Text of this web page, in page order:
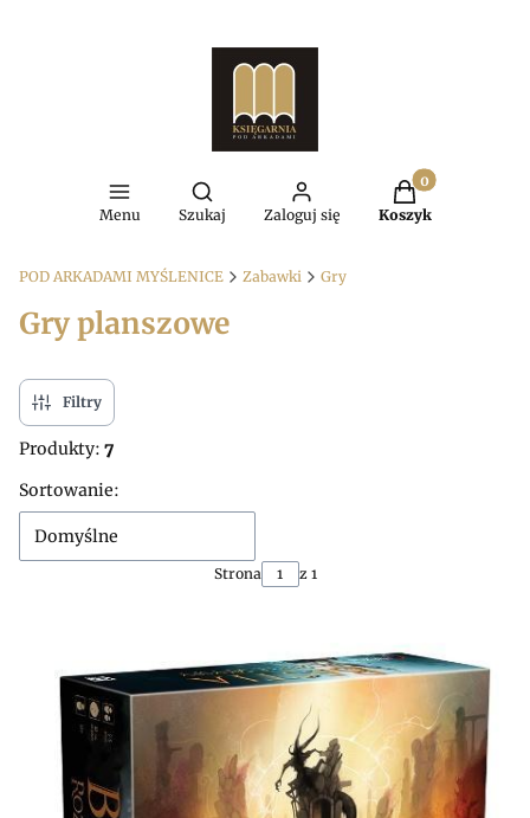
Menu
Otwórz wyszukiwarkę
Szukaj Zaloguj się
Produkty w
Koszyk
POD ARKADAMI MYŚLENICE Zabawki Gry
Gry planszowe
Filtry
Produkty: 7
Lista produktów
Sortowanie:
Domyślne
Strona z 1